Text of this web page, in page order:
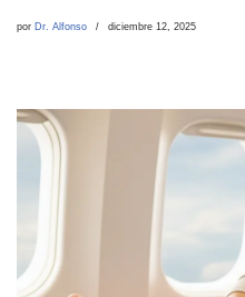
por Dr. Alfonso diciembre 12, 2025